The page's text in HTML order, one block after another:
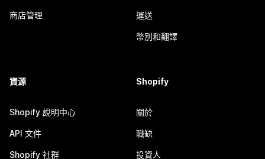
商店管理 運送
幣別和翻譯
資源
Shopify 說明中心
API 文件
Shopify 社群
Shopify
關於
職缺
投資人